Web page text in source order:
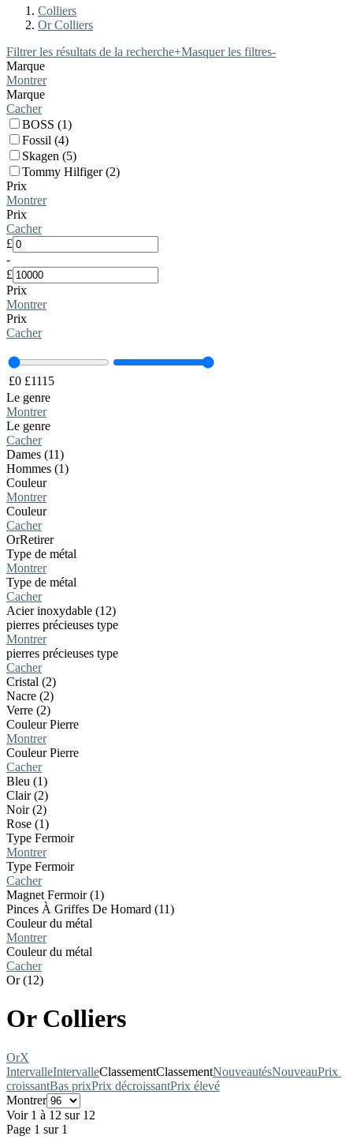
Colliers
Or Colliers
Filtrer les résultats de la recherche+Masquer les filtres-
Marque
Montrer
Marque
Cacher
BOSS (1)
Fossil (4)
Skagen (5)
Tommy Hilfiger (2)
Prix
Montrer
Prix
Cacher
£
-
£
Prix
Montrer
Prix
Cacher
£0 £1115
Le genre
Montrer
Le genre
Cacher
Dames (11)
Hommes (1)
Couleur
Montrer
Couleur
Cacher
OrRetirer
Type de métal
Montrer
Type de métal
Cacher
Acier inoxydable (12)
pierres précieuses type
Montrer
pierres précieuses type
Cacher
Cristal (2)
Nacre (2)
Verre (2)
Couleur Pierre
Montrer
Couleur Pierre
Cacher
Bleu (1)
Clair (2)
Noir (2)
Rose (1)
Type Fermoir
Montrer
Type Fermoir
Cacher
Magnet Fermoir (1)
Pinces À Griffes De Homard (11)
Couleur du métal
Montrer
Couleur du métal
Cacher
Or (12)
Or Colliers
OrX
IntervalleIntervalleClassementClassementNouveautésNouveauPrix ​​
croissantBas prixPrix décroissantPrix élevé
Montrer
Voir 1 à 12 sur 12
Page 1 sur 1